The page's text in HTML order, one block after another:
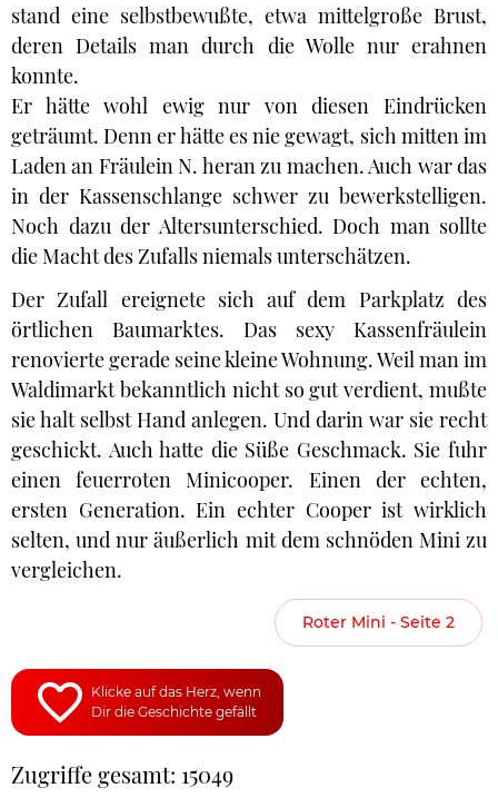
stand eine selbstbewußte, etwa mittelgroße Brust,
deren Details man durch die Wolle nur erahnen
konnte.
Er hätte wohl ewig nur von diesen Eindrücken
geträumt. Denn er hätte es nie gewagt, sich mitten im
Laden an Fräulein N. heran zu machen. Auch war das
in der Kassenschlange schwer zu bewerkstelligen.
Noch dazu der Altersunterschied. Doch man sollte
die Macht des Zufalls niemals unterschätzen.
Der Zufall ereignete sich auf dem Parkplatz des
örtlichen Baumarktes. Das sexy Kassenfräulein
renovierte gerade seine kleine Wohnung. Weil man im
Waldimarkt bekanntlich nicht so gut verdient, mußte
sie halt selbst Hand anlegen. Und darin war sie recht
geschickt. Auch hatte die Süße Geschmack. Sie fuhr
einen feuerroten Minicooper. Einen der echten,
ersten Generation. Ein echter Cooper ist wirklich
selten, und nur äußerlich mit dem schnöden Mini zu
vergleichen.
Roter Mini - Seite 2
Klicke auf das Herz, wenn
Dir die Geschichte gefällt
Zugriffe gesamt: 15049